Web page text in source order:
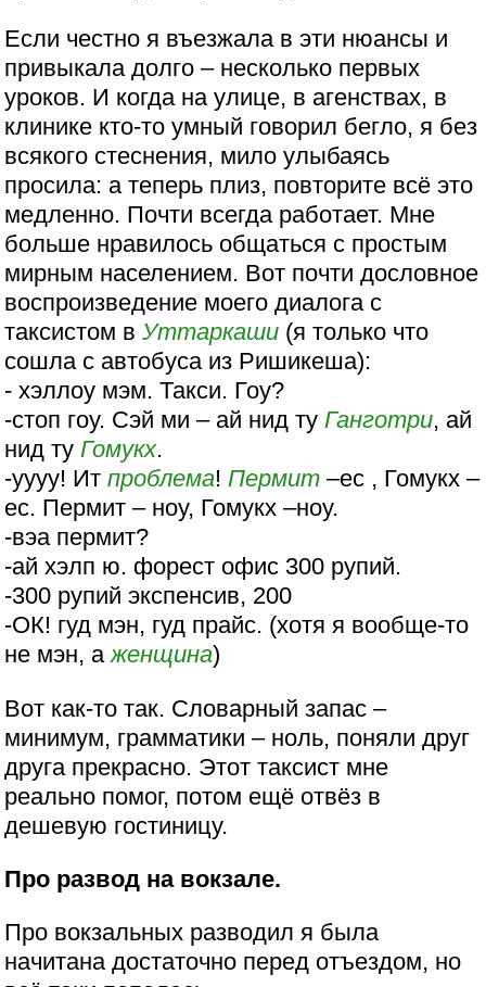
Если честно я въезжала в эти нюансы и
привыкала долго – несколько первых
уроков. И когда на улице, в агенствах, в
клинике кто-то умный говорил бегло, я без
всякого стеснения, мило улыбаясь
просила: а теперь плиз, повторите всё это
медленно. Почти всегда работает. Мне
больше нравилось общаться с простым
мирным населением. Вот почти дословное
воспроизведение моего диалога с
таксистом вУттаркаши (я только что
сошла с автобуса из Ришикеша):
- хэллоу мэм. Такси. Гоу?
-стоп гоу. Сэй ми – ай нид туГанготри, ай
нид туГомукх.
-уууу! Итпроблема!Пермит –ес , Гомукх –
ес. Пермит – ноу, Гомукх –ноу.
-вэа пермит?
-ай хэлп ю. форест офис 300 рупий.
-300 рупий экспенсив, 200
-ОК! гуд мэн, гуд прайс. (хотя я вообще-то
не мэн, аженщина)
Вот как-то так. Словарный запас –
минимум, грамматики – ноль, поняли друг
друга прекрасно. Этот таксист мне
реально помог, потом ещё отвёз в
дешевую гостиницу.
Про развод на вокзале.
Про вокзальных разводил я была
начитана достаточно перед отъездом, но